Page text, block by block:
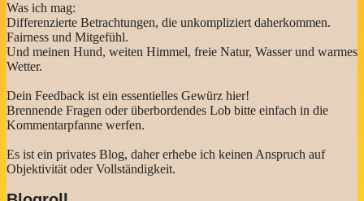
Was ich mag:
Differenzierte Betrachtungen, die unkompliziert daherkommen.
Fairness und Mitgefühl.
Und meinen Hund, weiten Himmel, freie Natur, Wasser und warmes
Wetter.
Dein Feedback ist ein essentielles Gewürz hier!
Brennende Fragen oder überbordendes Lob bitte einfach in die
Kommentarpfanne werfen.
Es ist ein privates Blog, daher erhebe ich keinen Anspruch auf
Objektivität oder Vollständigkeit.